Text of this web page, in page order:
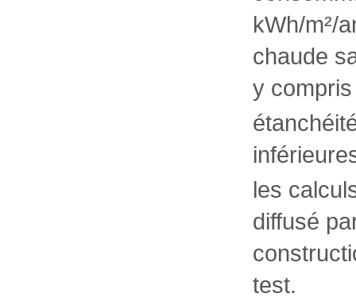
kWh/m²/
chaude
y
les
diffusé
test.